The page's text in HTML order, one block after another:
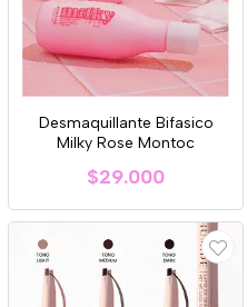
Desmaquillante Bifasico
Milky Rose Montoc
$29.000